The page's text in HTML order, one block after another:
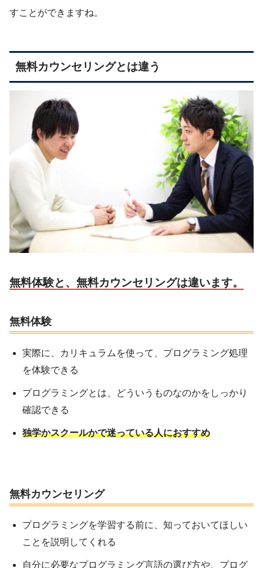
すことができますね。
無料カウンセリングとは違う
無料体験と、無料カウンセリングは違います。
無料体験
実際に、カリキュラムを使って、プログラミング処理
を体験できる
プログラミングとは、どういうものなのかをしっかり
確認できる
独学かスクールかで迷っている人におすすめ
無料カウンセリング
プログラミングを学習する前に、知っておいてほしい
ことを説明してくれる
自分に必要なプログラミング言語の選び方や、プログ